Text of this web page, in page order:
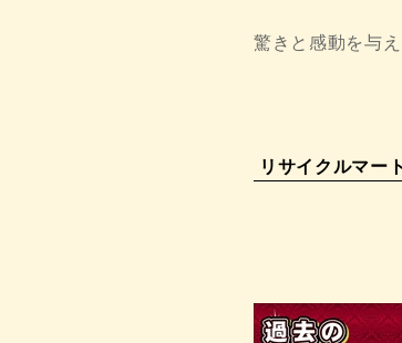
驚きと感動を与
リサイクルマー